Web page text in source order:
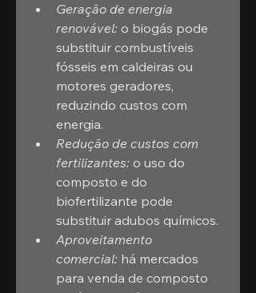
Geração de energia
renovável: o biogás pode
substituir combustíveis
fósseis em caldeiras ou
motores geradores,
reduzindo custos com
energia.
Redução de custos com
fertilizantes: o uso do
composto e do
biofertilizante pode
substituir adubos químicos.
Aproveitamento
comercial: há mercados
para venda de composto